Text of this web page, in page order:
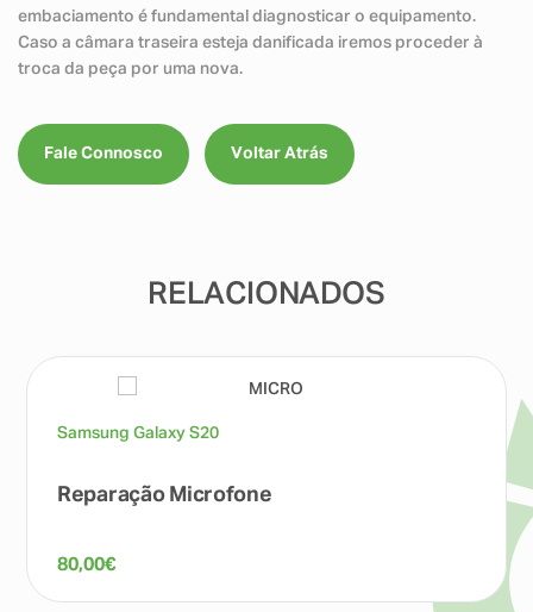
embaciamento é fundamental diagnosticar o equipamento.
Caso a câmara traseira esteja danificada iremos proceder à
troca da peça por uma nova.
Fale Connosco Voltar Atrás
RELACIONADOS
Samsung Galaxy S20
Reparação Microfone
80,00€